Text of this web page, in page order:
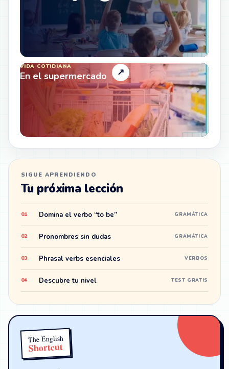
VIDA COTIDIANA
En el supermercado ↗
SIGUE APRENDIENDO
Tu próxima lección
01 Domina el verbo “to be” GRAMÁTICA
02 Pronombres sin dudas GRAMÁTICA
03 Phrasal verbs esenciales VERBOS
04 Descubre tu nivel TEST GRATIS
The English
Shortcut